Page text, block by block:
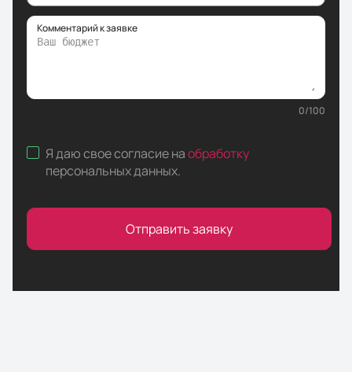
Комментарий к заявке
0/100
Я даю свое согласие наобработку
персональных данных.
Отправить заявку